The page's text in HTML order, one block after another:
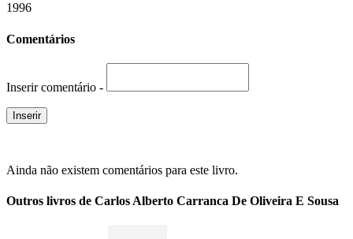
1996
Comentários
Inserir comentário -
Ainda não existem comentários para este livro.
Outros livros de Carlos Alberto Carranca De Oliveira E Sousa